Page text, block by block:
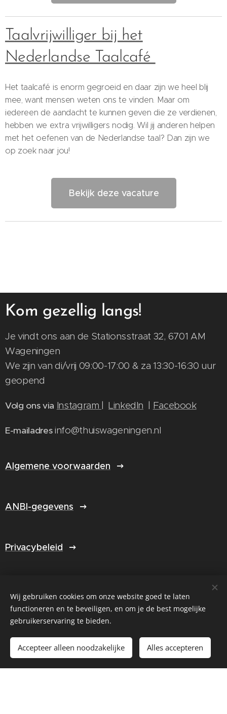
Taalvrijwilliger bij het
Nederlandse Taalcafé
Het taalcafé is enorm gegroeid en daar zijn we heel blij
mee, want mensen weten ons te vinden. Maar om
iedereen de aandacht te kunnen geven die ze verdienen,
hebben we extra vrijwilligers nodig. Wil jij anderen helpen
met het oefenen van de Nederlandse taal? Dan zijn we
op zoek naar jou!
Bekijk deze vacature
Kom gezellig langs!
Je vindt ons aan de Stationsstraat 32, 6701 AM
Wageningen
We zijn van di/vrij 09:00-17:00 & za 13:30-16:30 uur
geopend
Volg ons via Instagram |LinkedIn | Facebook
E-mailadresinfo@thuiswageningen.nl
Algemene voorwaarden
ANBI-gegevens
Privacybeleid
Select Language
© Created by Fijnlijner.nl Cookies
Wij gebruiken cookies om onze website goed te laten
functioneren en te beveiligen, en om je de best mogelijke
gebruikerservaring te bieden.
Accepteer alleen noodzakelijke Alles accepteren